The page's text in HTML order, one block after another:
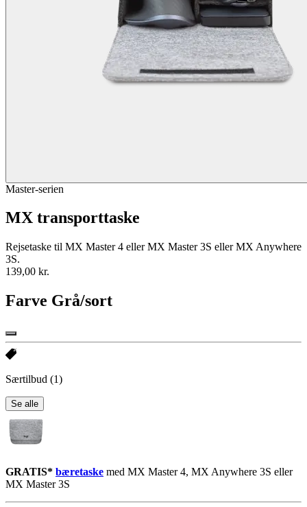
Master-serien
MX transporttaske
Rejsetaske til MX Master 4 eller MX Master 3S eller MX Anywhere
3S.
139,00 kr.
Farve Grå/sort
Særtilbud (1)
Se alle
GRATIS* bæretaske med MX Master 4, MX Anywhere 3S eller
MX Master 3S